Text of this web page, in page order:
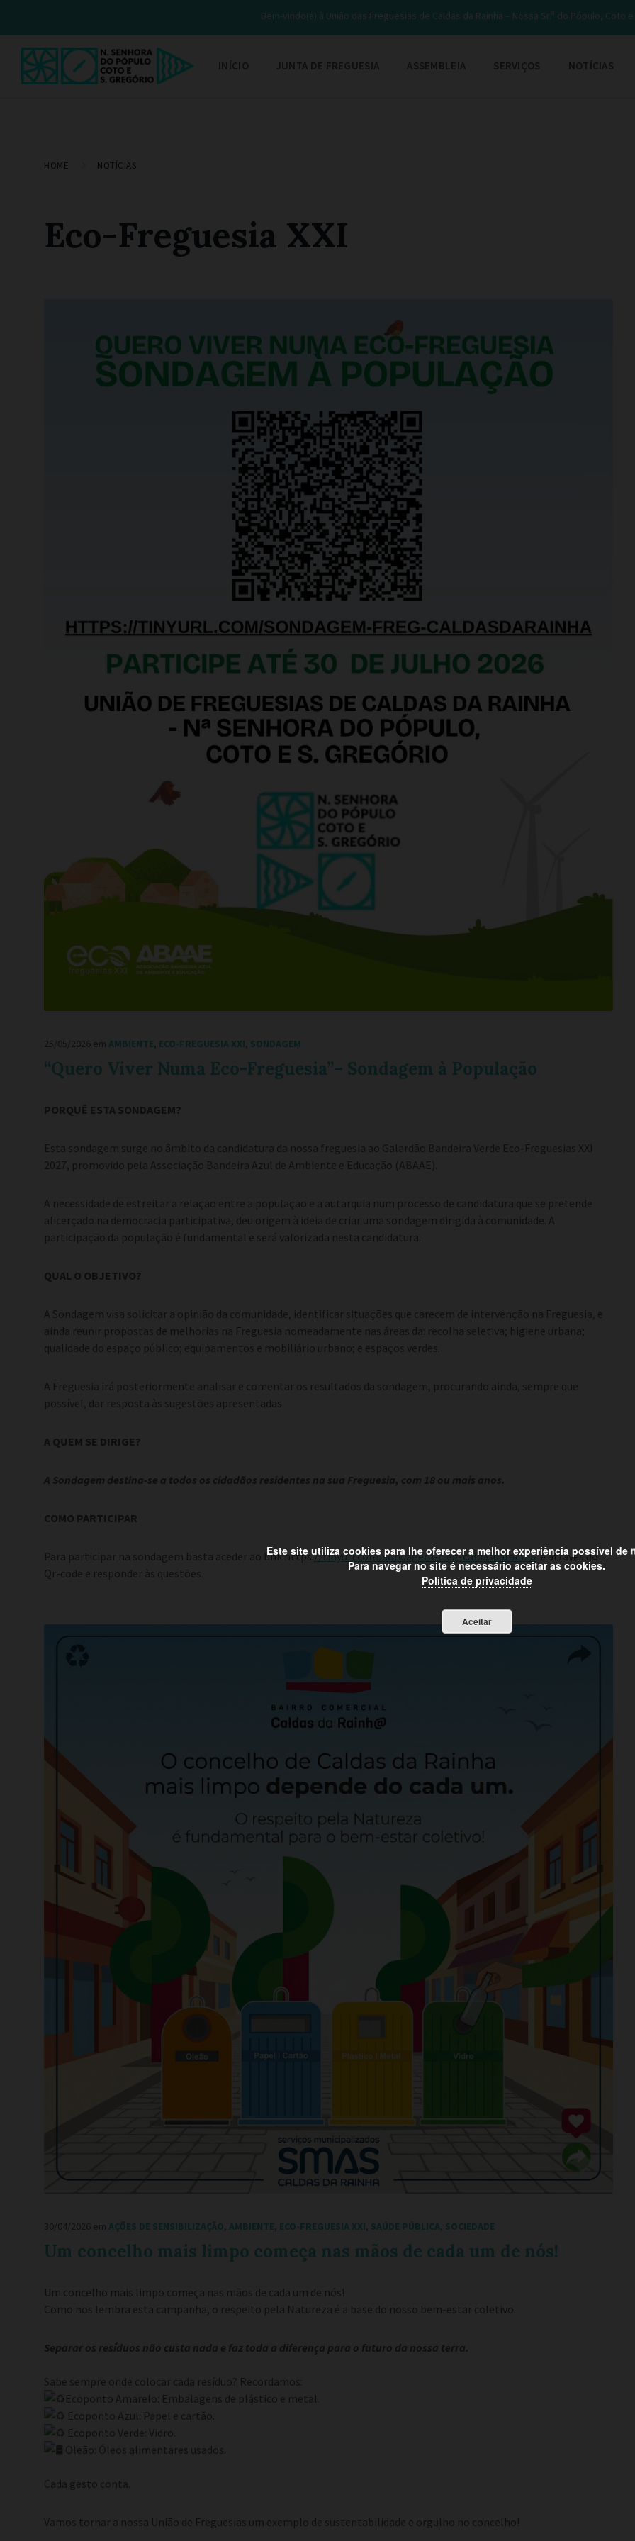
Bem-vindo(a) à União das Freguesias de Caldas da Rainha – Nossa Sr.ª do Pópulo, Coto
INÍCIO JUNTA DE FREGUESIA ASSEMBLEIA SERVIÇOS NOTÍCIAS
HOME NOTÍCIAS
Eco-Freguesia XXI
25/05/2026 em AMBIENTE, ECO-FREGUESIA XXI, SONDAGEM
“Quero Viver Numa Eco-Freguesia”– Sondagem à População
PORQUÊ ESTA SONDAGEM?
Esta sondagem surge no âmbito da candidatura da nossa freguesia ao Galardão Bandeira Verde Eco-Freguesias XXI
2027, promovido pela Associação Bandeira Azul de Ambiente e Educação (ABAAE).
A necessidade de estreitar a relação entre a população e a autarquia num processo de candidatura que se pretende
alicerçado na democracia participativa, deu origem à ideia de criar uma sondagem dirigida à comunidade. A
participação da população é fundamental e será valorizada nesta candidatura.
QUAL O OBJETIVO?
A Sondagem visa solicitar a opinião da comunidade, identificar situações que carecem de intervenção na Freguesia, e
ainda reunir propostas de melhorias na Freguesia nomeadamente nas áreas da: recolha seletiva; higiene urbana;
qualidade do espaço público; equipamentos e mobiliário urbano; e espaços verdes.
A Freguesia irá posteriormente analisar e comentar os resultados da sondagem, procurando ainda, sempre que
possível, dar resposta às sugestões apresentadas.
A QUEM SE DIRIGE?
A Sondagem destina-se a todos os cidadãos residentes na sua Freguesia, com 18 ou mais anos.
COMO PARTICIPAR
Para participar na sondagem basta aceder ao link https://tinyurl.com/sondagem-freg-caldasdarainhae através do
Qr-code e responder às questões.
30/04/2026 em AÇÕES DE SENSIBILIZAÇÃO, AMBIENTE, ECO-FREGUESIA XXI, SAÚDE PÚBLICA, SOCIEDADE
Um concelho mais limpo começa nas mãos de cada um de nós!
Um concelho mais limpo começa nas mãos de cada um de nós!
Como nos lembra esta campanha, o respeito pela Natureza é a base do nosso bem-estar coletivo.
Separar os resíduos não custa nada e faz toda a diferença para o futuro da nossa terra.
Sabe sempre onde colocar cada resíduo? Recordamos:
Ecoponto Amarelo: Embalagens de plástico e metal.
Ecoponto Azul: Papel e cartão.
Ecoponto Verde: Vidro.
Oleão: Óleos alimentares usados.
Cada gesto conta.
Vamos tornar a nossa União de Freguesias um exemplo de sustentabilidade e orgulho no concelho!
Este site utiliza cookies para lhe oferecer a melhor experiência possível de
Para navegar no site é necessário aceitar as cookies.
Política de privacidade
Aceitar